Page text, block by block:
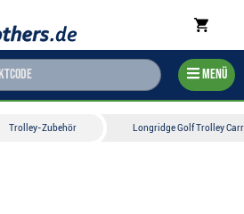
Menü
Trolley-Zubehör Longridge Golf Trolley